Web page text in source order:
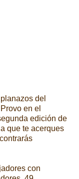
del
en el
edición de
que te acerques
con